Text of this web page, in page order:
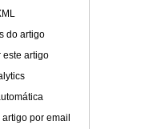
do artigo
este artigo
artigo por email